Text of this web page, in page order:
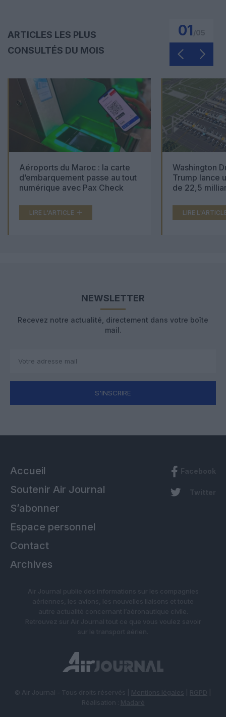
ARTICLES LES PLUS
CONSULTÉS DU MOIS
01
Aéroports du Maroc : la carte
d’embarquement passe au tout
numérique avec Pax Check
LIRE L'ARTICLE
Washington
Trump lance
de 22,5
LIRE
NEWSLETTER
Recevez notre actualité, directement dans votre boîte
mail.
S'INSCRIRE
Accueil
Soutenir Air Journal
S’abonner
Espace personnel
Contact
Archives